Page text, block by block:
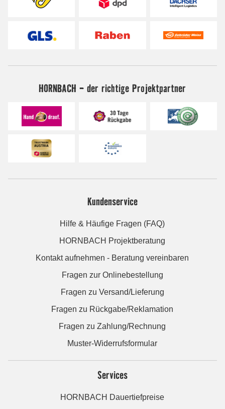
HORNBACH - der richtige Projektpartner
Kundenservice
Hilfe & Häufige Fragen (FAQ)
HORNBACH Projektberatung
Kontakt aufnehmen - Beratung vereinbaren
Fragen zur Onlinebestellung
Fragen zu Versand/Lieferung
Fragen zu Rückgabe/Reklamation
Fragen zu Zahlung/Rechnung
Muster-Widerrufsformular
Services
HORNBACH Dauertiefpreise